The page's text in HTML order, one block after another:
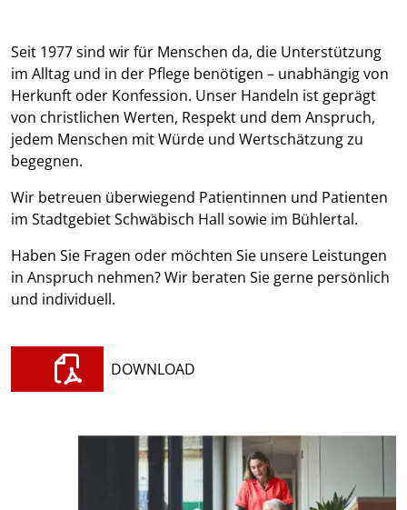
Seit 1977 sind wir für Menschen da, die Unterstützung
im Alltag und in der Pflege benötigen – unabhängig von
Herkunft oder Konfession. Unser Handeln ist geprägt
von christlichen Werten, Respekt und dem Anspruch,
jedem Menschen mit Würde und Wertschätzung zu
begegnen.
Wir betreuen überwiegend Patientinnen und Patienten
im Stadtgebiet Schwäbisch Hall sowie im Bühlertal.
Haben Sie Fragen oder möchten Sie unsere Leistungen
in Anspruch nehmen? Wir beraten Sie gerne persönlich
und individuell.
DOWNLOAD